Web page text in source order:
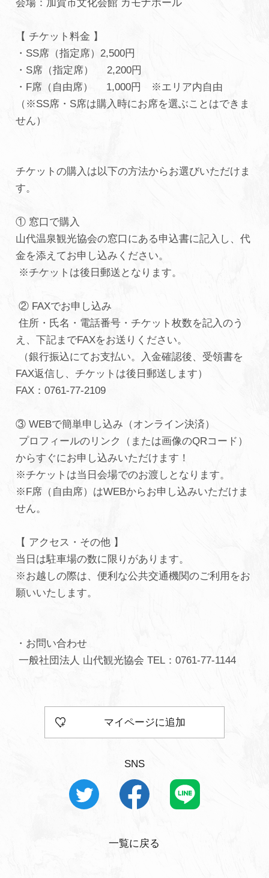
会場：加賀市文化会館 カモナホール
【 チケット料金 】
・SS席（指定席）2,500円
・S席（指定席） 2,200円
・F席（自由席） 1,000円 ※エリア内自由
（※SS席・S席は購入時にお席を選ぶことはできま
せん）
チケットの購入は以下の方法からお選びいただけま
す。
① 窓口で購入
山代温泉観光協会の窓口にある申込書に記入し、代
金を添えてお申し込みください。
※チケットは後日郵送となります。 ⁡
② FAXでお申し込み
住所・氏名・電話番号・チケット枚数を記入のう
え、下記までFAXをお送りください。
（銀行振込にてお支払い。入金確認後、受領書を
FAX返信し、チケットは後日郵送します）
FAX：0761-77-2109 ⁡
③ WEBで簡単申し込み（オンライン決済）
プロフィールのリンク（または画像のQRコード）
からすぐにお申し込みいただけます！
※チケットは当日会場でのお渡しとなります。
※F席（自由席）はWEBからお申し込みいただけま
せん。 ⁡
【 アクセス・その他 】
当日は駐車場の数に限りがあります。
※お越しの際は、便利な公共交通機関のご利用をお
願いいたします。
・お問い合わせ
一般社団法人 山代観光協会 TEL：0761-77-1144 ⁡
マイページに追加
SNS
一覧に戻る